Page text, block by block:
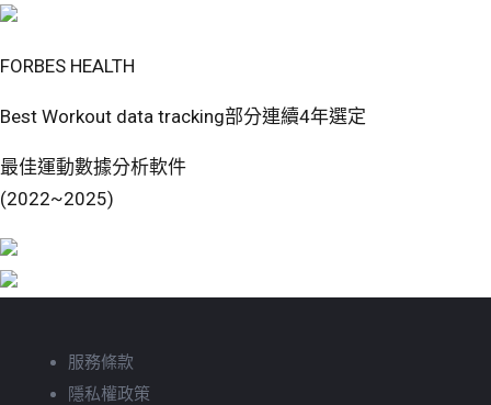
FORBES HEALTH
Best Workout data tracking部分連續4年選定
最佳運動數據分析軟件
(2022~2025)
服務條款
隱私權政策